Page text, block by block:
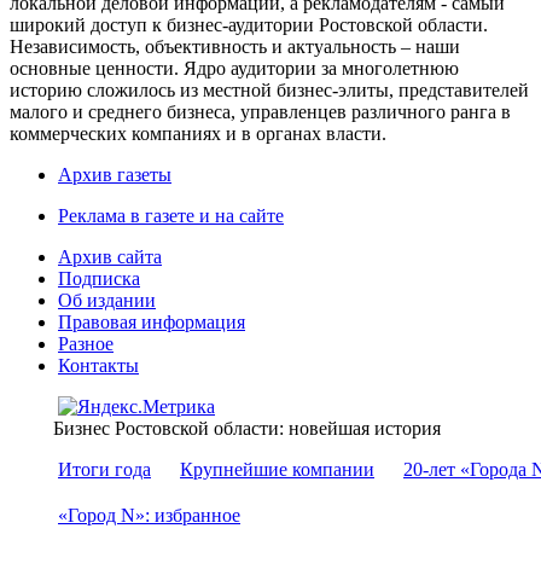
широкий доступ к бизнес-аудитории Ростовской области.
Независимость, объективность и актуальность – наши
основные ценности. Ядро аудитории за многолетнюю
историю сложилось из местной бизнес-элиты, представителей
малого и среднего бизнеса, управленцев различного ранга в
коммерческих компаниях и в органах власти.
Архив газеты
Реклама в газете и на сайте
Архив сайта
Подписка
Об издании
Правовая информация
Разное
Контакты
Бизнес Ростовской области: новейшая история
Итоги года
Крупнейшие компании 20-лет «Города
«Город N»: избранное